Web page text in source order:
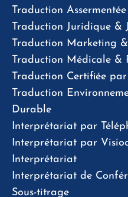
Traduction
Traduction Juridique &
Traduction Marketing
Traduction Médicale &
Traduction Certifiée par
Traduction
Durable
Interprétariat par
Interprétariat par
Interprétariat
Interprétariat de
Sous-titrage